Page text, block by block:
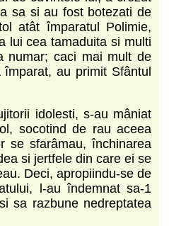
sa si au fost botezati de
atât împaratul Polimie,
lui cea tamaduita si multi
numar; caci mai mult de
au primit Sfântul
idolesti, s-au mâniat
socotind de rau aceea
se sfarâmau, închinarea
si jertfele din care ei se
Deci, apropiindu-se de
l-au îndemnat sa-1
sa razbune nedreptatea